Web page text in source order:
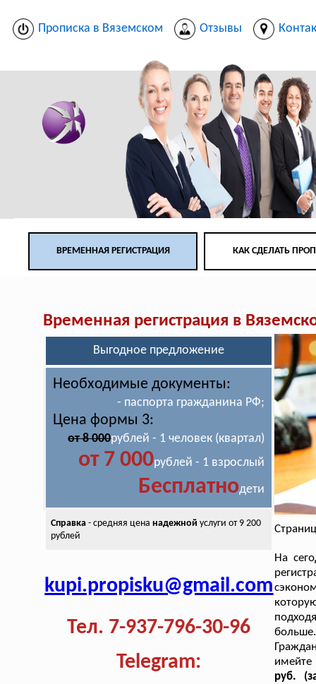
Прописка в Вяземском Отзывы
ВРЕМЕННАЯ РЕГИСТРАЦИЯ КАК СДЕЛАТЬ
Временная регистрация в
Выгодное предложение
Необходимые документы:
- паспорта гражданина РФ;
Цена формы 3:
от 8 000рублей - 1 человек (квартал)
от 7 000рублей - 1 взрослый
Бесплатнодети
Справка- средняя цена надежной услуги от 9 200
рублей
kupi.propisku@gmail.com
Тел. 7-937-796-30-96
Telegram:
На
больше.
имейте
руб.